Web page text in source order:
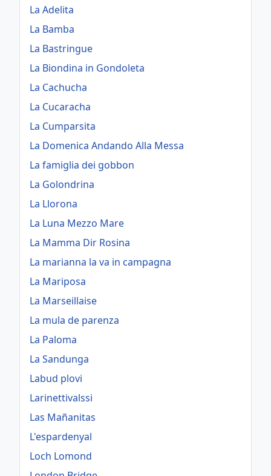
La Adelita
La Bamba
La Bastringue
La Biondina in Gondoleta
La Cachucha
La Cucaracha
La Cumparsita
La Domenica Andando Alla Messa
La famiglia dei gobbon
La Golondrina
La Llorona
La Luna Mezzo Mare
La Mamma Dir Rosina
La marianna la va in campagna
La Mariposa
La Marseillaise
La mula de parenza
La Paloma
La Sandunga
Labud plovi
Larinettivalssi
Las Mañanitas
L'espardenyal
Loch Lomond